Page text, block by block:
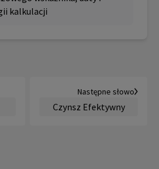
kalkulacji
Następne słowo
Czynsz Efektywny